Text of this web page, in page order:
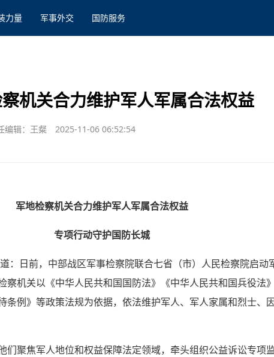
力量 军事外交 国防服务
机关合力维护军人军属合法权益
编辑：王粲 2025-11-06 06:52:54
军地检察机关合力维护军人军属合法权益
专项行动守护国防长城
：日前，中部战区军事检察院联合七省（市）人民检察院启动
察机关以《中华人民共和国国防法》《中华人民共和国兵役法
条例》等政策法规为依据，依法维护军人、军人家属和烈士、
们聚焦军人地位和权益保障法定领域，牵头组织公益诉讼专项